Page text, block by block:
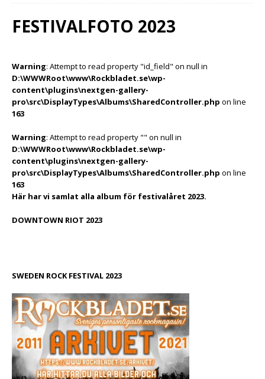
FESTIVALFOTO 2023
Warning: Attempt to read property "id_field" on null in
D:\WWWRoot\www\Rockbladet.se\wp-
content\plugins\nextgen-gallery-
pro\src\DisplayTypes\Albums\SharedController.php on line
163
Warning: Attempt to read property "" on null in
D:\WWWRoot\www\Rockbladet.se\wp-
content\plugins\nextgen-gallery-
pro\src\DisplayTypes\Albums\SharedController.php on line
163
Här har vi samlat alla album för festivalåret 2023.
DOWNTOWN RIOT 2023
SWEDEN ROCK FESTIVAL 2023